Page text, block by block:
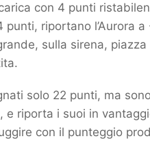
con 4 punti
riportano l’Aurora
sulla sirena,
solo 22 punti, ma
e riporta i suoi in
con il punteggio